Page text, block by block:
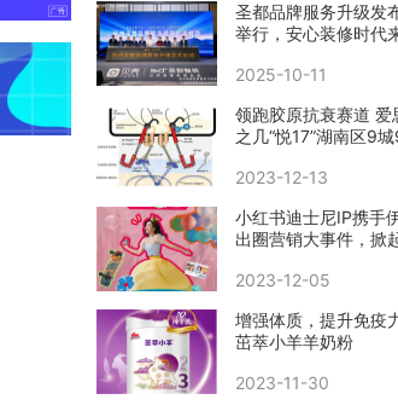
圣都品牌服务升级发
举行，安心装修时代
2025-10-11
领跑胶原抗衰赛道 爱
之几“悦17”湖南区9
2023-12-13
小红书迪士尼IP携手
出圈营销大事件，掀
2023-12-05
增强体质，提升免
茁萃小羊羊奶粉
2023-11-30